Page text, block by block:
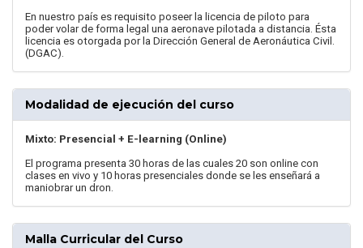
En nuestro país es requisito poseer la licencia de piloto para
poder volar de forma legal una aeronave pilotada a distancia. Ésta
licencia es otorgada por la Dirección General de Aeronáutica Civil.
(DGAC).
Modalidad de ejecución del curso
Mixto: Presencial + E-learning (Online)
El programa presenta 30 horas de las cuales 20 son online con
clases en vivo y 10 horas presenciales donde se les enseñará a
maniobrar un dron.
Malla Curricular del Curso